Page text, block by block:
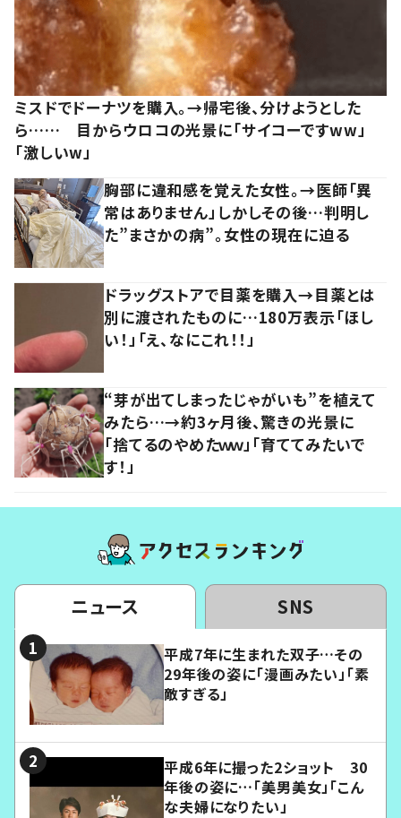
ミスドでドーナツを購入。→帰宅後、分けようとした
ら…… 目からウロコの光景に「サイコーですww」
「激しいw」
胸部に違和感を覚えた女性。→医師「異
常はありません」しかしその後…判明し
た”まさかの病”。女性の現在に迫る
ドラッグストアで目薬を購入→目薬とは
別に渡されたものに…180万表示「ほし
い！」「え、なにこれ！！」
“芽が出てしまったじゃがいも”を植えて
みたら…→約3ヶ月後、驚きの光景に
「捨てるのやめたｗｗ」「育ててみたいで
す！」
ニュース SNS
平成7年に生まれた双子…その
29年後の姿に「漫画みたい」「素
敵すぎる」
平成6年に撮った2ショット 30
年後の姿に…「美男美女」「こん
な夫婦になりたい」